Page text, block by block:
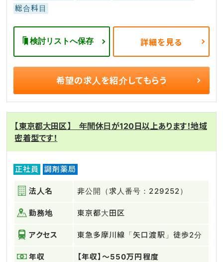
総合科目
検討リストへ保存 詳細を見る
希望の求人を紹介してもらう
【東京都大田区】 年間休日が120日以上あります！地域
密着型です！
正社員 調剤薬局
法人名 非公開（求人番号：229252）
勤務地 東京都大田区
アクセス 東急多摩川線「矢口渡駅」徒歩2分
年収 【年収】～550万円程度